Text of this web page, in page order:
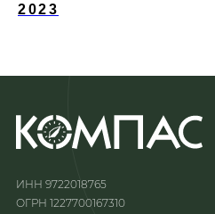
2023
ИНН 9722018765
ОГРН 1227700167310